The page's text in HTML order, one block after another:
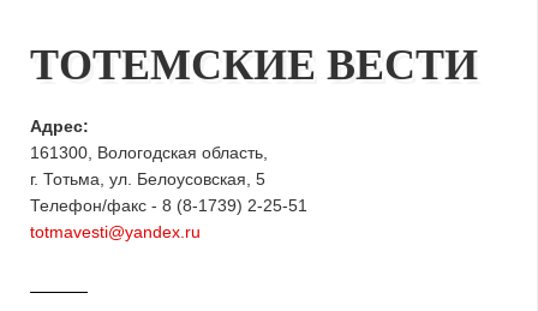
ТОТЕМСКИЕ ВЕСТИ
Адрес:
161300, Вологодская область,
г. Тотьма, ул. Белоусовская, 5
Телефон/факс - 8 (8-1739) 2-25-51
totmavesti@yandex.ru